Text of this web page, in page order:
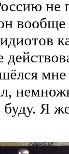
не
вообще
буду. Я